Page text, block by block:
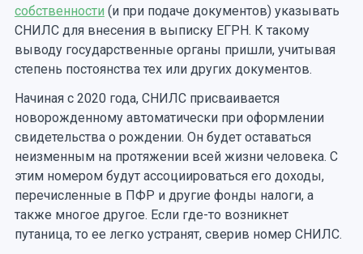
собственности (и при подаче документов) указывать
СНИЛС для внесения в выписку ЕГРН. К такому
выводу государственные органы пришли, учитывая
степень постоянства тех или других документов.
Начиная с 2020 года, СНИЛС присваивается
новорожденному автоматически при оформлении
свидетельства о рождении. Он будет оставаться
неизменным на протяжении всей жизни человека. С
этим номером будут ассоциироваться его доходы,
перечисленные в ПФР и другие фонды налоги, а
также многое другое. Если где-то возникнет
путаница, то ее легко устранят, сверив номер СНИЛС.